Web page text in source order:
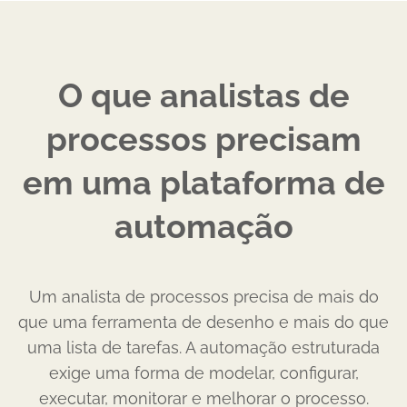
O que analistas de
processos precisam
em uma plataforma de
automação
Um analista de processos precisa de mais do
que uma ferramenta de desenho e mais do que
uma lista de tarefas. A automação estruturada
exige uma forma de modelar, configurar,
executar, monitorar e melhorar o processo.